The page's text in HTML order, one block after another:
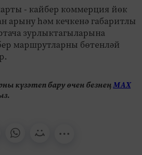
- кайбер коммерция йөк
арыну һәм кечкенә габаритлы
зурлыктагыларына
маршрутларны бөтенләй
күзәтеп бару өчен безнеңМАХ